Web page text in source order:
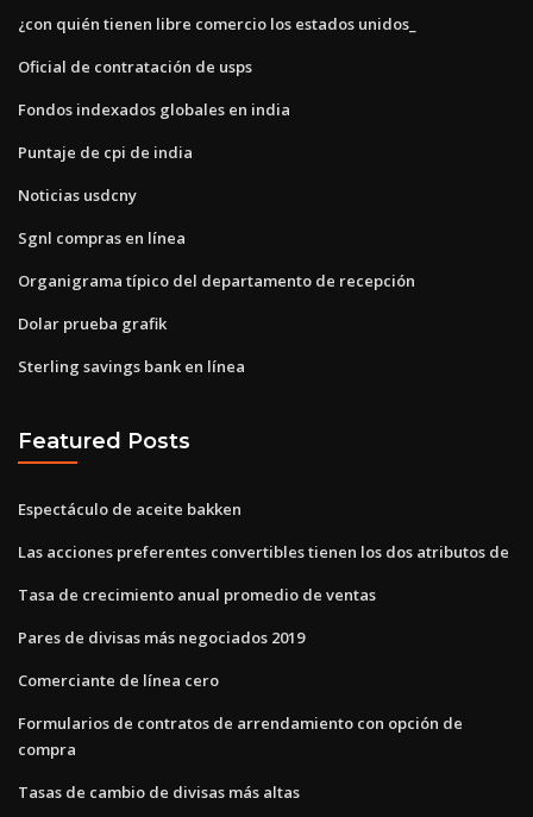
¿con quién tienen libre comercio los estados unidos_
Oficial de contratación de usps
Fondos indexados globales en india
Puntaje de cpi de india
Noticias usdcny
Sgnl compras en línea
Organigrama típico del departamento de recepción
Dolar prueba grafik
Sterling savings bank en línea
Featured Posts
Espectáculo de aceite bakken
Las acciones preferentes convertibles tienen los dos atributos de
Tasa de crecimiento anual promedio de ventas
Pares de divisas más negociados 2019
Comerciante de línea cero
Formularios de contratos de arrendamiento con opción de
compra
Tasas de cambio de divisas más altas